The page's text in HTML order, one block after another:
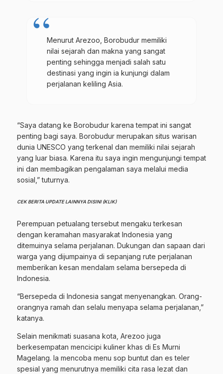
Menurut Arezoo, Borobudur memiliki
nilai sejarah dan makna yang sangat
penting sehingga menjadi salah satu
destinasi yang ingin ia kunjungi dalam
perjalanan keliling Asia.
“Saya datang ke Borobudur karena tempat ini sangat
penting bagi saya. Borobudur merupakan situs warisan
dunia UNESCO yang terkenal dan memiliki nilai sejarah
yang luar biasa. Karena itu saya ingin mengunjungi tempat
ini dan membagikan pengalaman saya melalui media
sosial,” tuturnya.
CEK BERITA UPDATE LAINNYA DISINI (KLIK)
Perempuan petualang tersebut mengaku terkesan
dengan keramahan masyarakat Indonesia yang
ditemuinya selama perjalanan. Dukungan dan sapaan dari
warga yang dijumpainya di sepanjang rute perjalanan
memberikan kesan mendalam selama bersepeda di
Indonesia.
“Bersepeda di Indonesia sangat menyenangkan. Orang-
orangnya ramah dan selalu menyapa selama perjalanan,”
katanya.
Selain menikmati suasana kota, Arezoo juga
berkesempatan mencicipi kuliner khas di Es Murni
Magelang. Ia mencoba menu sop buntut dan es teler
spesial yang menurutnya memiliki cita rasa lezat dan